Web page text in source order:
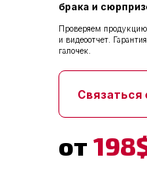
Проверяем продукцию
и видеоотчет.
галочек.
брака и
от
Связаться
Осуществляем
грузов перед
таможенное
доставку в
отправим
Китае до вашей
06